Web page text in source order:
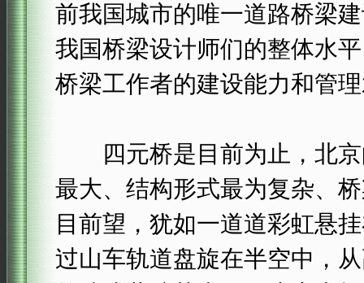
前我国城市的唯一道路桥梁
我国桥梁设计师们的整体水
桥梁工作者的建设能力和管
四元桥是目前为止，北京
最大、结构形式最为复杂、
目前望，犹如一道道彩虹悬
过山车轨道盘旋在半空中，